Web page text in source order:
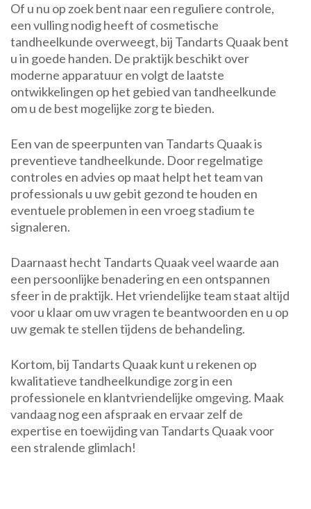
Of u nu op zoek bent naar een reguliere controle,
een vulling nodig heeft of cosmetische
tandheelkunde overweegt, bij Tandarts Quaak bent
u in goede handen. De praktijk beschikt over
moderne apparatuur en volgt de laatste
ontwikkelingen op het gebied van tandheelkunde
om u de best mogelijke zorg te bieden.
Een van de speerpunten van Tandarts Quaak is
preventieve tandheelkunde. Door regelmatige
controles en advies op maat helpt het team van
professionals u uw gebit gezond te houden en
eventuele problemen in een vroeg stadium te
signaleren.
Daarnaast hecht Tandarts Quaak veel waarde aan
een persoonlijke benadering en een ontspannen
sfeer in de praktijk. Het vriendelijke team staat altijd
voor u klaar om uw vragen te beantwoorden en u op
uw gemak te stellen tijdens de behandeling.
Kortom, bij Tandarts Quaak kunt u rekenen op
kwalitatieve tandheelkundige zorg in een
professionele en klantvriendelijke omgeving. Maak
vandaag nog een afspraak en ervaar zelf de
expertise en toewijding van Tandarts Quaak voor
een stralende glimlach!